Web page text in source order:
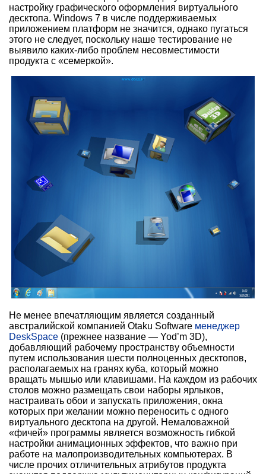
настройку графического оформления виртуального
десктопа. Windows 7 в числе поддерживаемых
приложением платформ не значится, однако пугаться
этого не следует, поскольку наше тестирование не
выявило каких-либо проблем несовместимости
продукта с «семеркой».
Не менее впечатляющим является созданный
австралийской компанией Otaku Software менеджер
DeskSpace (прежнее название — Yod’m 3D),
добавляющий рабочему пространству объемности
путем использования шести полноценных десктопов,
располагаемых на гранях куба, который можно
вращать мышью или клавишами. На каждом из рабочих
столов можно размещать свои наборы ярлыков,
настраивать обои и запускать приложения, окна
которых при желании можно переносить с одного
виртуального десктопа на другой. Немаловажной
«фичей» программы является возможность гибкой
настройки анимационных эффектов, что важно при
работе на малопроизводительных компьютерах. В
числе прочих отличительных атрибутов продукта